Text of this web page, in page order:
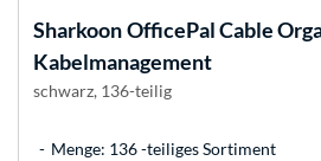
SharkoonOfficePal Cable
Kabelmanagement
schwarz, 136-teilig
Menge: 136 -teiliges Sortiment